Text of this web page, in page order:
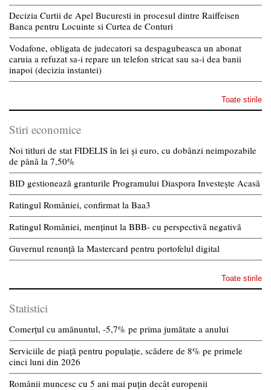
Decizia Curtii de Apel Bucuresti in procesul dintre Raiffeisen
Banca pentru Locuinte si Curtea de Conturi
Vodafone, obligata de judecatori sa despagubeasca un abonat
caruia a refuzat sa-i repare un telefon stricat sau sa-i dea banii
inapoi (decizia instantei)
Toate stirile
Stiri economice
Noi titluri de stat FIDELIS în lei și euro, cu dobânzi neimpozabile
de pânã la 7,50%
BID gestionează granturile Programului Diaspora Investește Acasă
Ratingul României, confirmat la Baa3
Ratingul României, menținut la BBB- cu perspectivă negativă
Guvernul renunță la Mastercard pentru portofelul digital
Toate stirile
Statistici
Comerțul cu amănuntul, -5,7% pe prima jumătate a anului
Serviciile de piață pentru populație, scădere de 8% pe primele
cinci luni din 2026
Românii muncesc cu 5 ani mai puțin decât europenii